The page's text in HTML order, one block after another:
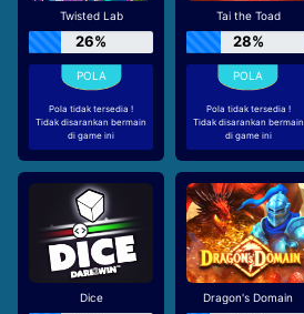
Twisted Lab
26%
Pola tidak tersedia !
Tidak disarankan bermain
di game ini
Tai the Toad
28%
Pola tidak tersedia !
Tidak disarankan bermain
di game ini
Dice Dragon's Domain